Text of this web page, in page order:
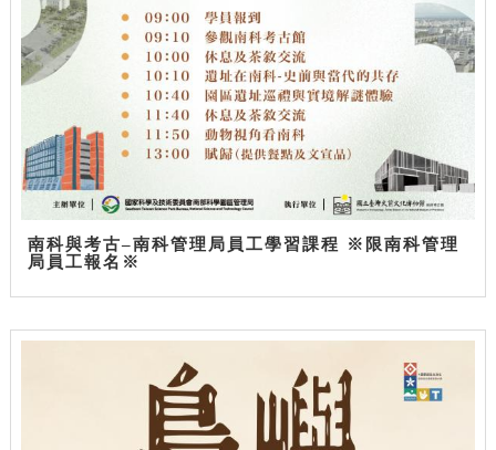
南科與考古–南科管理局員工學習課程 ※限南科管理
局員工報名※